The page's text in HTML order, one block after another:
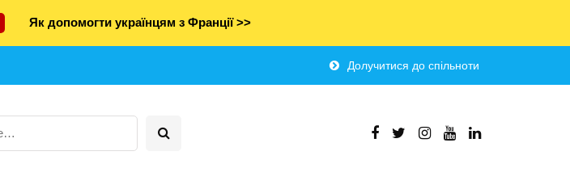
Як допомогти українцям з Франції >>
Долучитися до спільноти